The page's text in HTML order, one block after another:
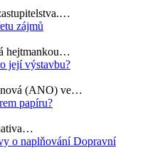
zájmů
hejtmankou…
její výstavbu?
(ANO) ve…
papíru?
o naplňování Dopravní